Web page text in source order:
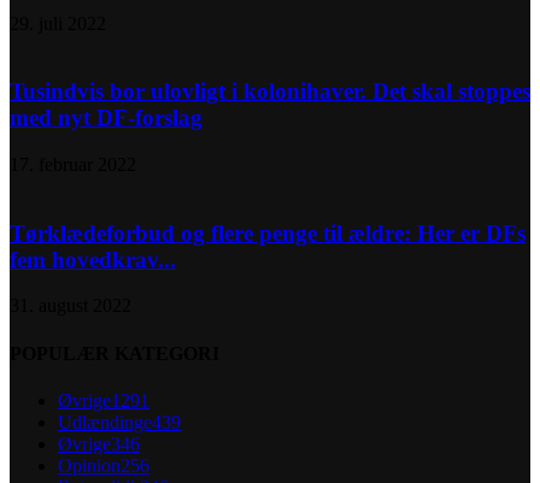
Tusindvis bor ulovligt i kolonihaver. Det skal stoppes
med nyt DF-forslag
Tørklædeforbud og flere penge til ældre: Her er DFs
fem hovedkrav...
Øvrige1291
Udlændinge439
Øvrige346
Opinion256